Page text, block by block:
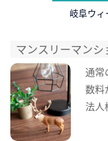
岐阜ウ
マンスリーマンシ
通常
数料
法人